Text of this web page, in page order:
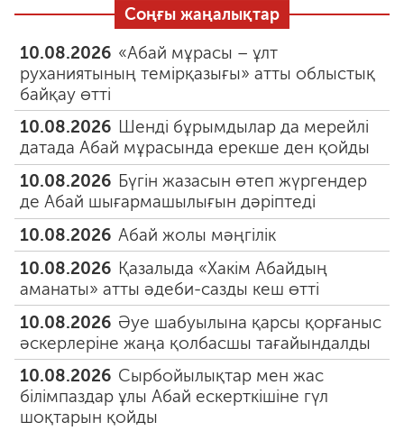
Соңғы жаңалықтар
10.08.2026 «Абай мұрасы – ұлт
руханиятының темірқазығы» атты облыстық
байқау өтті
10.08.2026 Шенді бұрымдылар да мерейлі
датада Абай мұрасында ерекше ден қойды
10.08.2026 Бүгін жазасын өтеп жүргендер
де Абай шығармашылығын дәріптеді
10.08.2026 Абай жолы мәңгілік
10.08.2026 Қазалыда «Хакім Абайдың
аманаты» атты әдеби-сазды кеш өтті
10.08.2026 Әуе шабуылына қарсы қорғаныс
әскерлеріне жаңа қолбасшы тағайындалды
10.08.2026 Сырбойылықтар мен жас
білімпаздар ұлы Абай ескерткішіне гүл
шоқтарын қойды